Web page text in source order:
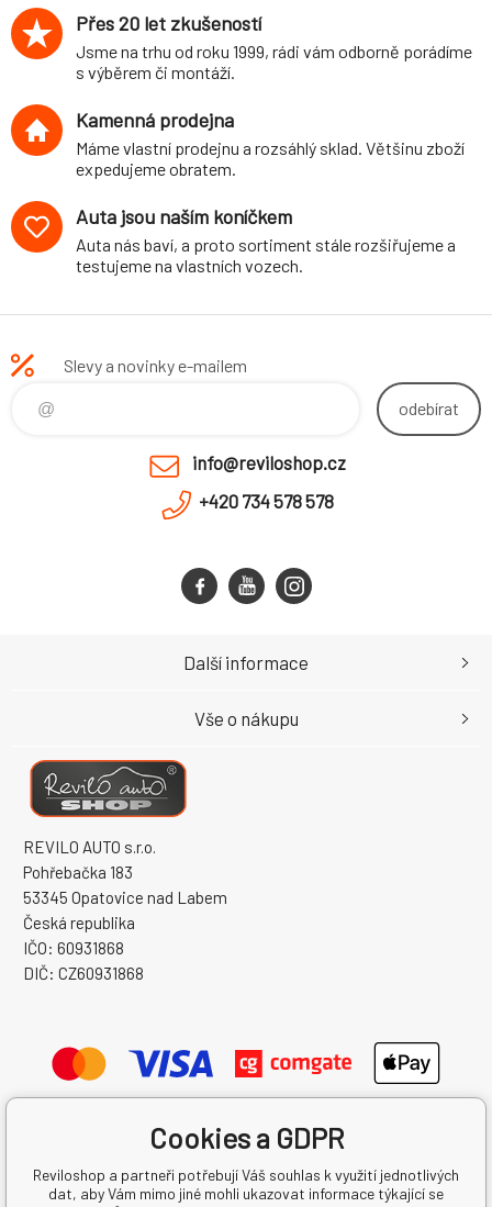
Přes 20 let zkušeností
Jsme na trhu od roku 1999, rádi vám odborně porádíme
s výběrem či montáží.
Kamenná prodejna
Máme vlastní prodejnu a rozsáhlý sklad. Většinu zboží
expedujeme obratem.
Auta jsou naším koníčkem
Auta nás baví, a proto sortiment stále rozšiřujeme a
testujeme na vlastních vozech.
Slevy a novinky e-mailem
odebírat
info@reviloshop.cz
+420 734 578 578
REVILO AUTO s.r.o.
Pohřebačka 183
53345 Opatovice nad Labem
Česká republika
IČO: 60931868
DIČ: CZ60931868
Další informace
Vše o nákupu
Cookies a GDPR
Reviloshop a partneři potřebují Váš souhlas k využití jednotlivých
dat, aby Vám mimo jiné mohli ukazovat informace týkající se